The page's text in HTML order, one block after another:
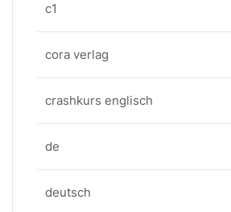
c1
cora verlag
crashkurs englisch
de
deutsch